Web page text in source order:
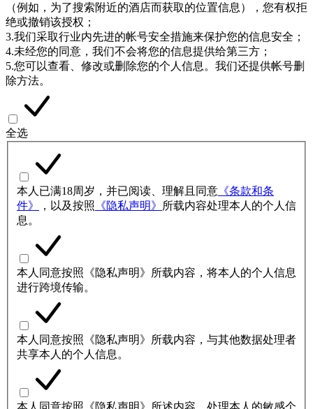
（例如，为了搜索附近的酒店而获取的位置信息），您有权拒
绝或撤销该授权；
3.我们采取行业内先进的帐号安全措施来保护您的信息安全；
4.未经您的同意，我们不会将您的信息提供给第三方；
5.您可以查看、修改或删除您的个人信息。我们还提供帐号删
除方法。
全选
本人已满18周岁，并已阅读、理解且同意 《条款和条
件》
，以及按照 《隐私声明》
所载内容处理本人的个人信
息。
本人同意按照《隐私声明》所载内容，将本人的个人信息
进行跨境传输。
本人同意按照《隐私声明》所载内容，与其他数据处理者
共享本人的个人信息。
本人同意按照《隐私声明》所述内容，处理本人的敏感个